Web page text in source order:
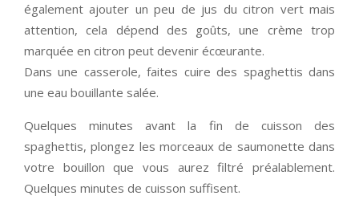
également ajouter un peu de jus du citron vert mais
attention, cela dépend des goûts, une crème trop
marquée en citron peut devenir écœurante.
Dans une casserole, faites cuire des spaghettis dans
une eau bouillante salée.
Quelques minutes avant la fin de cuisson des
spaghettis, plongez les morceaux de saumonette dans
votre bouillon que vous aurez filtré préalablement.
Quelques minutes de cuisson suffisent.